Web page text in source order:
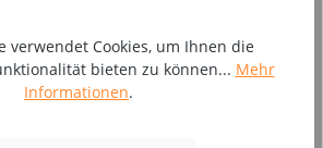
Gib den gewünschten
In den Warenkorb
verwendet Cookies, um Ihnen die
bieten zu können... Mehr
Informationen.